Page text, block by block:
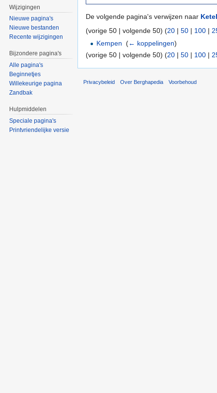
De volgende pagina's verwijzen naar
(vorige 50 | volgende 50) (20 | 50 | 100 |
Kempen ‎(← koppelingen)
(vorige 50 | volgende 50) (20 | 50 | 100 |
Wijzigingen
Nieuwe pagina's
Nieuwe bestanden
Recente wijzigingen
Bijzondere pagina's
Alle pagina's
Beginnetjes
Willekeurige pagina
Zandbak
Hulpmiddelen
Speciale pagina's
Printvriendelijke versie
Privacybeleid Over Berghapedia Voorbehoud